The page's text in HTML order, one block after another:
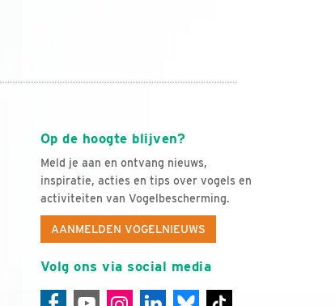
Op de hoogte blijven?
Meld je aan en ontvang nieuws,
inspiratie, acties en tips over vogels en
activiteiten van Vogelbescherming.
AANMELDEN VOGELNIEUWS
Volg ons via social media